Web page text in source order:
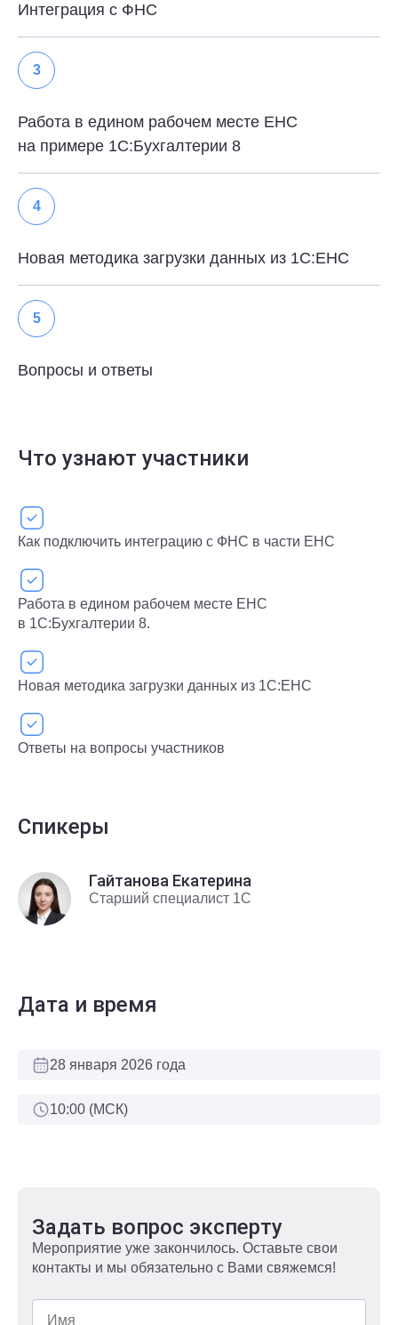
Интеграция с ФНС
3
Работа в едином рабочем месте ЕНС
на примере 1С:Бухгалтерии 8
4
Новая методика загрузки данных из 1С:ЕНС
5
Вопросы и ответы
Что узнают участники
Как подключить интеграцию с ФНС в части ЕНС
Работа в едином рабочем месте ЕНС
в 1С:Бухгалтерии 8.
Новая методика загрузки данных из 1С:ЕНС
Ответы на вопросы участников
Спикеры
Гайтанова Екатерина
Старший специалист 1С
Дата и время
28 января 2026 года
10:00 (МСК)
Задать вопрос эксперту
Мероприятие уже закончилось. Оставьте свои
контакты и мы обязательно с Вами свяжемся!